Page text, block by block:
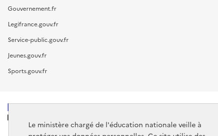
Le ministère chargé de l'éducation nationale veille à
Gouvernement.fr
Legifrance.gouv.fr
Service-public.gouv.fr
Jeunes.gouv.fr
Sports.gouv.fr
MINISTÈRE
DE L'ÉDUCATION
NATIONALE